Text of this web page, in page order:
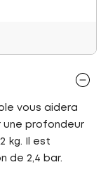
vous aidera
une profondeur
kg. Il est
de 2,4 bar.